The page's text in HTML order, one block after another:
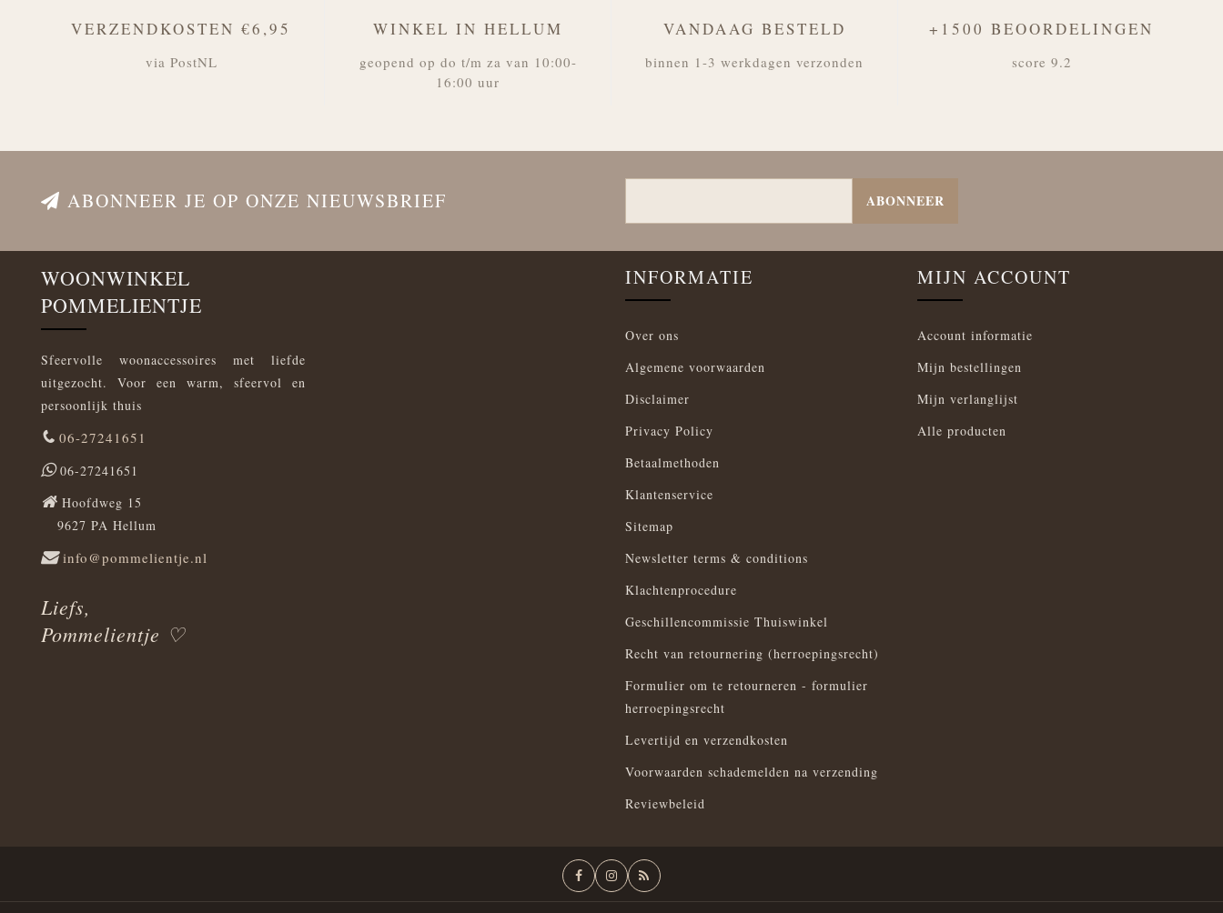
VERZENDKOSTEN €6,95
via PostNL
WINKEL IN HELLUM
geopend op do t/m za van 10:00-
16:00 uur
VANDAAG BESTELD
binnen 1-3 werkdagen verzonden
+1500 BEOORDELINGEN
score 9.2
ABONNEER JE OP ONZE NIEUWSBRIEF ABONNEER
WOONWINKEL
POMMELIENTJE
Sfeervolle woonaccessoires met liefde
uitgezocht. Voor een warm, sfeervol en
persoonlijk thuis
06-27241651
06-27241651
Hoofdweg 15
9627 PA Hellum
info@pommelientje.nl
Liefs,
Pommelientje ♡
INFORMATIE
Over ons
Algemene voorwaarden
Disclaimer
Privacy Policy
Betaalmethoden
Klantenservice
Sitemap
Newsletter terms & conditions
Klachtenprocedure
Geschillencommissie Thuiswinkel
Recht van retournering (herroepingsrecht)
Formulier om te retourneren - formulier
herroepingsrecht
Levertijd en verzendkosten
Voorwaarden schademelden na verzending
Reviewbeleid
MIJN ACCOUNT
Account informatie
Mijn bestellingen
Mijn verlanglijst
Alle producten